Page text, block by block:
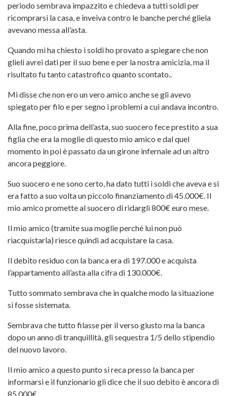
periodo sembrava impazzito e chiedeva a tutti soldi per
ricomprarsi la casa, e inveiva contro le banche perché gliela
avevano messa all’asta.
Quando mi ha chiesto i soldi ho provato a spiegare che non
glieli avrei dati per il suo bene e per la nostra amicizia, ma il
risultato fu tanto catastrofico quanto scontato..
Mi disse che non ero un vero amico anche se gli avevo
spiegato per filo e per segno i problemi a cui andava incontro.
Alla fine, poco prima dell’asta, suo suocero fece prestito a sua
figlia che era la moglie di questo mio amico e dal quel
momento in poi è passato da un girone infernale ad un altro
ancora peggiore.
Suo suocero e ne sono certo, ha dato tutti i soldi che aveva e si
era fatto a suo volta un piccolo finanziamento di 45.000€. Il
mio amico promette al suocero di ridargli 800€ euro mese.
Il mio amico (tramite sua moglie perché lui non può
riacquistarla) riesce quindi ad acquistare la casa.
Il debito residuo con la banca era di 197.000 e acquista
l’appartamento all’asta alla cifra di 130.000€.
Tutto sommato sembrava che in qualche modo la situazione
si fosse sistemata.
Sembrava che tutto filasse per il verso giusto ma la banca
dopo un anno di tranquillità, gli sequestra 1/5 dello stipendio
del nuovo lavoro.
Il mio amico a questo punto si reca presso la banca per
informarsi e il funzionario gli dice che il suo debito è ancora di
85.000€.